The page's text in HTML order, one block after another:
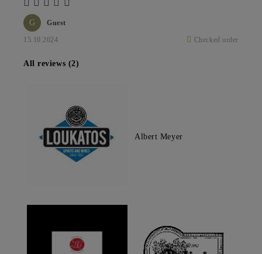
G Guest
15.10.2024 Checked order
All reviews (2)
Albert Meyer